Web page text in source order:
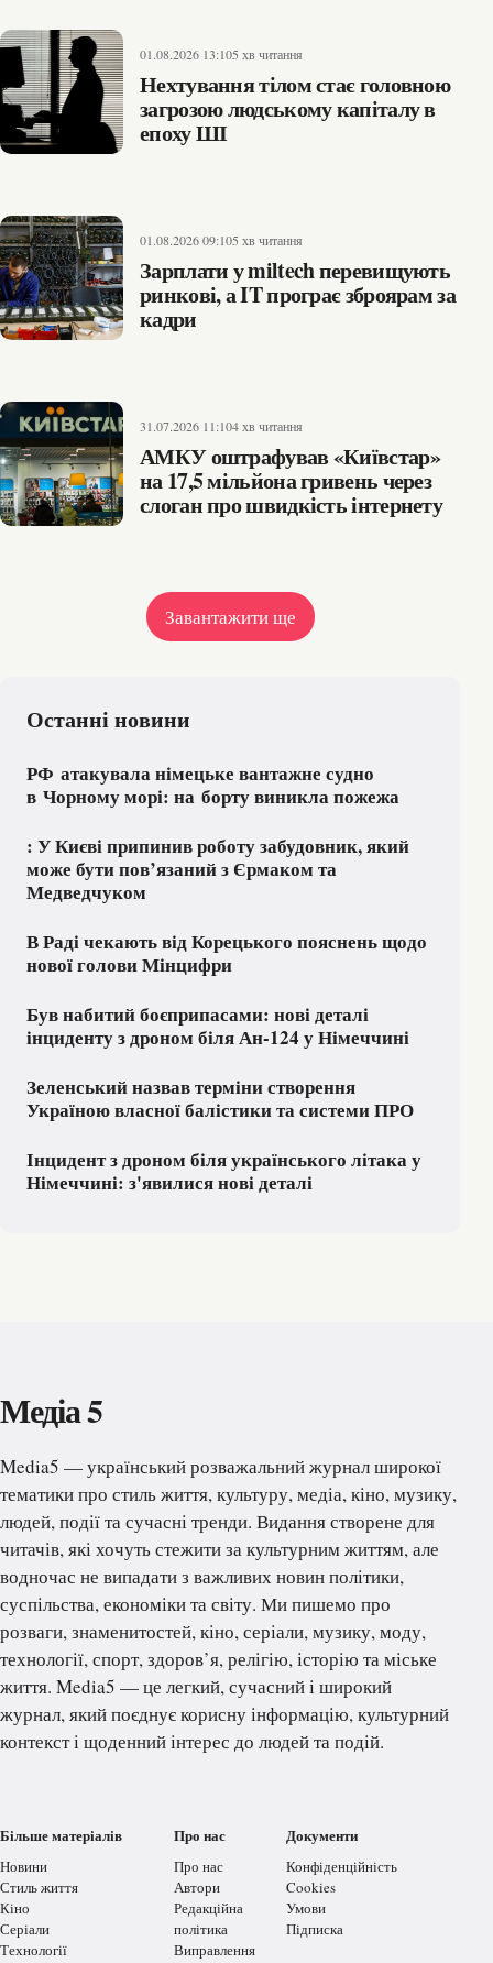
01.08.2026 13:105 хв читання
Нехтування тілом стає головною
загрозою людському капіталу в
епоху ШІ
01.08.2026 09:105 хв читання
Зарплати у miltech перевищують
ринкові, а IT програє зброярам за
кадри
31.07.2026 11:104 хв читання
АМКУ оштрафував «Київстар»
на 17,5 мільйона гривень через
слоган про швидкість інтернету
Завантажити ще
Останні новини
РФ атакувала німецьке вантажне судно
в Чорному морі: на борту виникла пожежа
: У Києві припинив роботу забудовник, який
може бути пов’язаний з Єрмаком та
Медведчуком
В Раді чекають від Корецького пояснень щодо
нової голови Мінцифри
Був набитий боєприпасами: нові деталі
інциденту з дроном біля Ан-124 у Німеччині
Зеленський назвав терміни створення
Україною власної балістики та системи ПРО
Інцидент з дроном біля українського літака у
Німеччині: з'явилися нові деталі
Медіа 5
Media5 — український розважальний журнал широкої
тематики про стиль життя, культуру, медіа, кіно, музику,
людей, події та сучасні тренди. Видання створене для
читачів, які хочуть стежити за культурним життям, але
водночас не випадати з важливих новин політики,
суспільства, економіки та світу. Ми пишемо про
розваги, знаменитостей, кіно, серіали, музику, моду,
технології, спорт, здоров’я, релігію, історію та міське
життя. Media5 — це легкий, сучасний і широкий
журнал, який поєднує корисну інформацію, культурний
контекст і щоденний інтерес до людей та подій.
Більше матеріалів
Новини
Стиль життя
Кіно
Серіали
Технології
Про нас
Про нас
Автори
Редакційна
політика
Виправлення
Документи
Конфіденційність
Cookies
Умови
Підписка